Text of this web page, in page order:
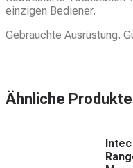
einzigen Bediener.
Gebrauchte Ausrüstung.
Ähnliche Produkte
Intec